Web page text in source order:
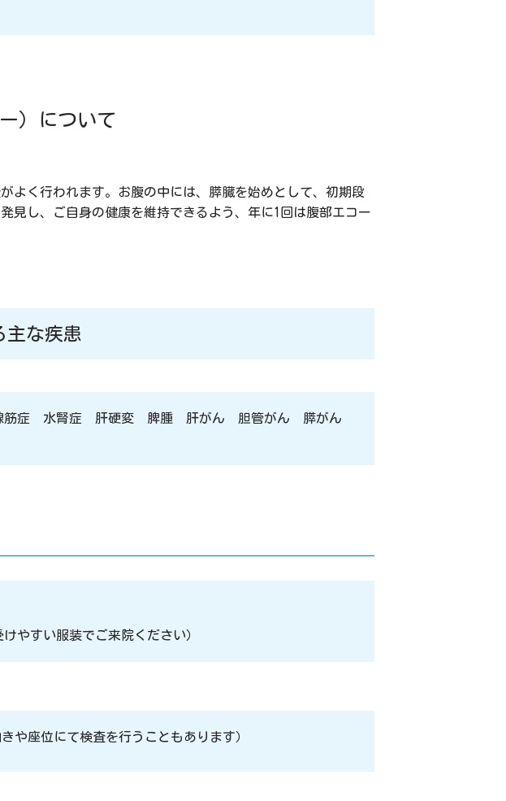
）について
よく行われます。お腹の中には、膵臓を始めとして、初期段
見し、ご自身の健康を維持できるよう、年に1回は腹部エコー
主な疾患
筋症 水腎症 肝硬変 脾腫 肝がん 胆管がん 膵がん
やすい服装でご来院ください）
や座位にて検査を行うこともあります）